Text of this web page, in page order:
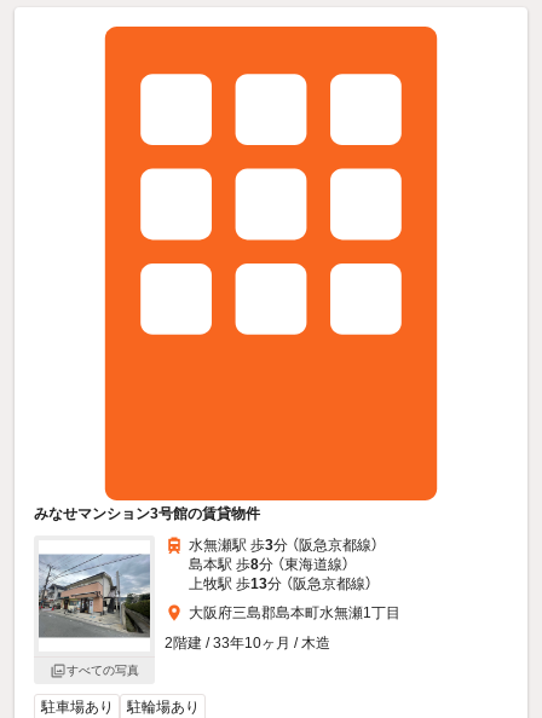
みなせマンション3号館の賃貸物件
すべての写真
水無瀬駅 歩3分 （阪急京都線）
島本駅 歩8分 （東海道線）
上牧駅 歩13分 （阪急京都線）
大阪府三島郡島本町水無瀬1丁目
2階建 / 33年10ヶ月 / 木造
駐車場あり 駐輪場あり